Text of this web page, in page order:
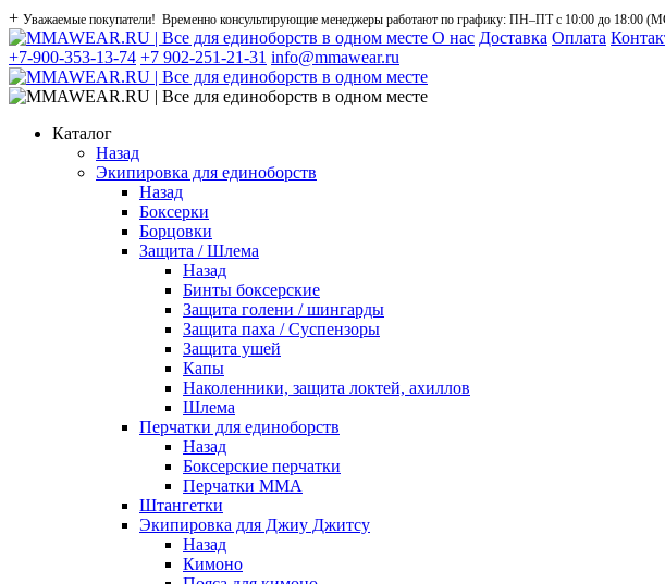
+ Уважаемые покупатели! Временно консультирующие менеджеры работают по графику: ПН–ПТ с 10:00 до 18:00
О нас Доставка Оплата
+7-900-353-13-74 +7 902-251-21-31 info@mmawear.ru
Каталог
Назад
Экипировка для единоборств
Назад
Боксерки
Борцовки
Защита / Шлема
Назад
Бинты боксерские
Защита голени / шингарды
Защита паха / Суспензоры
Защита ушей
Капы
Наколенники, защита локтей, ахиллов
Шлема
Перчатки для единоборств
Назад
Боксерские перчатки
Перчатки ММА
Штангетки
Экипировка для Джиу Джитсу
Назад
Кимоно